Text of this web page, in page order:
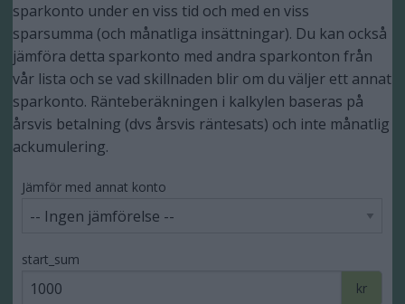
sparkonto under en viss tid och med en viss
sparsumma (och månatliga insättningar). Du kan också
jämföra detta sparkonto med andra sparkonton från
vår lista och se vad skillnaden blir om du väljer ett annat
sparkonto. Ränteberäkningen i kalkylen baseras på
årsvis betalning (dvs årsvis räntesats) och inte månatlig
ackumulering.
Jämför med annat konto
start_sum
kr